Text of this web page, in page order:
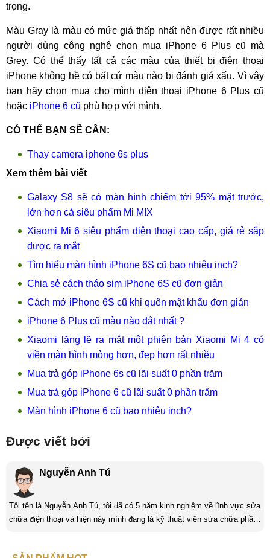
trọng.
Màu Gray là màu có mức giá thấp nhất nên được rất nhiều
người dùng công nghệ chọn mua iPhone 6 Plus cũ mà
Grey. Có thể thấy tất cả các màu của thiết bị điện thoại
iPhone không hề có bất cứ màu nào bị đánh giá xấu. Vì vậy
bạn hãy chọn mua cho mình điện thoại iPhone 6 Plus cũ
hoặc iPhone 6 cũ phù hợp với mình.
CÓ THỂ BẠN SẼ CẦN:
Thay camera iphone 6s plus
Xem thêm bài viết
Galaxy S8 sẽ có màn hình chiếm tới 95% mặt trước,
lớn hơn cả siêu phẩm Mi MIX
Xiaomi Mi 6 siêu phẩm điện thoại cao cấp, giá rẻ sắp
được ra mắt
Tìm hiểu màn hình iPhone 6S cũ bao nhiêu inch?
Chia sẻ cách tháo sim iPhone 6S cũ đơn giản
Cách mở iPhone 6S cũ khi quên mật khẩu đơn giản
iPhone 6 Plus cũ màu nào đắt nhất ?
Xiaomi lặng lẽ ra mắt một phiên bản Xiaomi Mi 4 có
viền màn hình mỏng hơn, đẹp hơn rất nhiều
Mua trả góp iPhone 6s cũ lãi suất 0 phần trăm
Mua trả góp iPhone 6 cũ lãi suất 0 phần trăm
Màn hình iPhone 6 cũ bao nhiêu inch?
Được viết bởi
Nguyễn Anh Tú
Tôi tên là Nguyễn Anh Tú, tôi đã có 5 năm kinh nghiệm về lĩnh vực sửa
chữa điện thoại và hiện này mình đang là kỹ thuật viên sửa chữa phần